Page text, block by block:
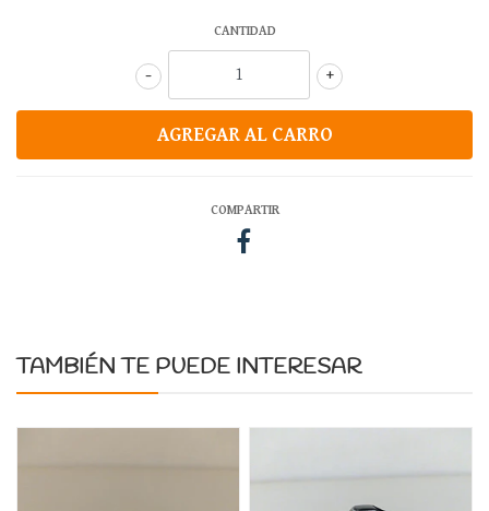
CANTIDAD
+
-
COMPARTIR
TAMBIÉN TE PUEDE INTERESAR